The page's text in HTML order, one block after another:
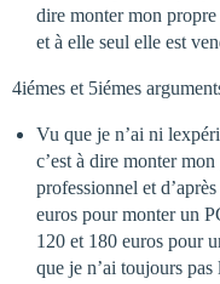
dire monter mon
et à elle seul elle est
4iémes et 5iémes
Vu que je n’ai ni
c’est à dire monter
professionnel et
euros pour monter un
120 et 180 euros pour
que je n’ai toujours